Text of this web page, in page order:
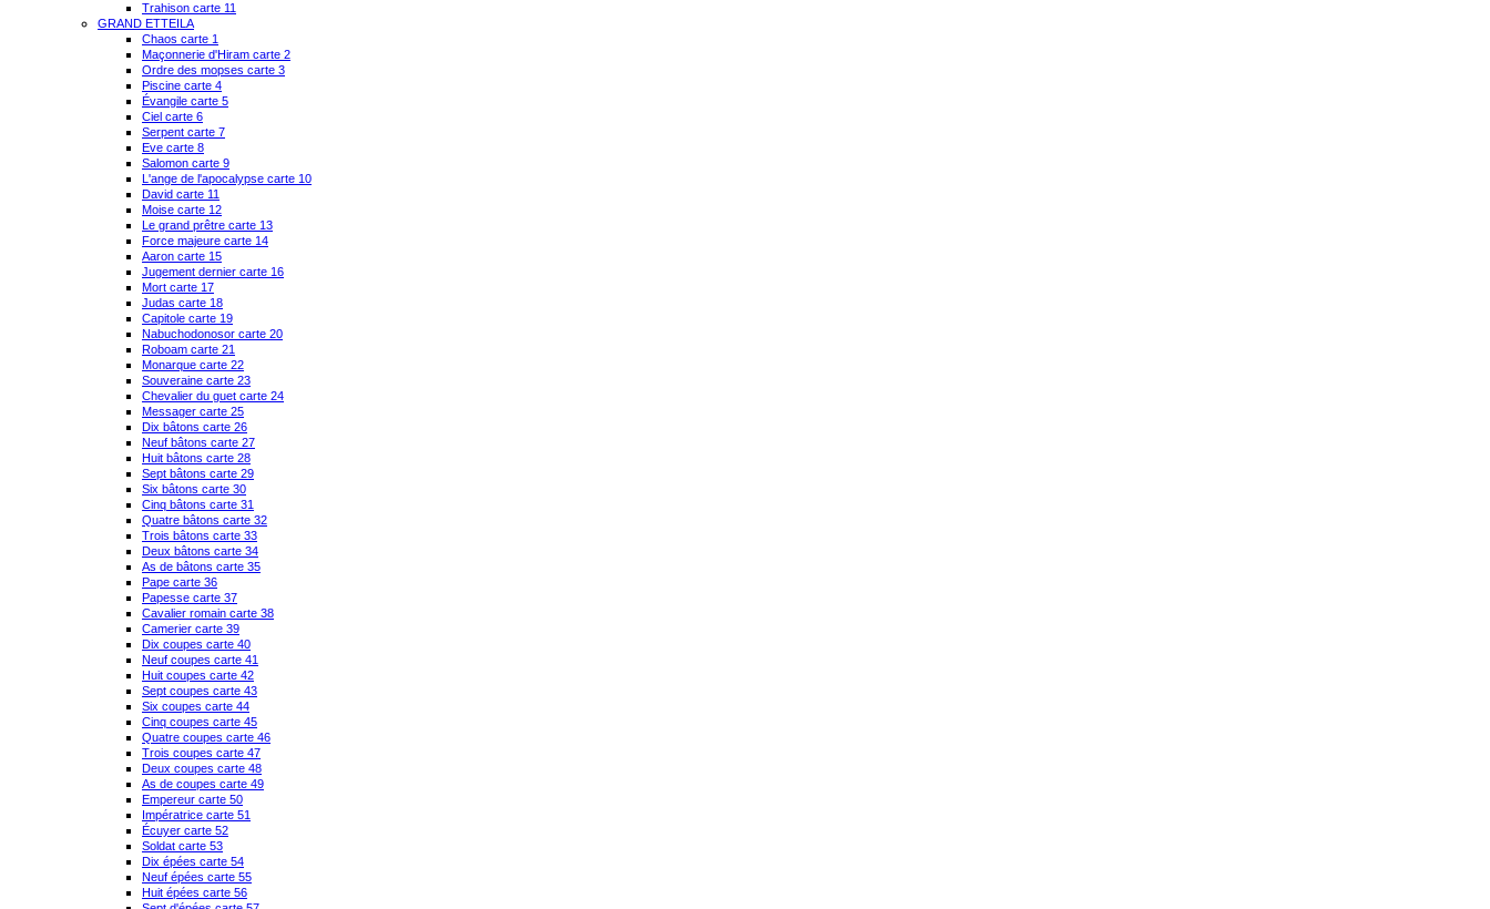
Trahison carte 11
GRAND ETTEILA
Chaos carte 1
Maçonnerie d'Hiram carte 2
Ordre des mopses carte 3
Piscine carte 4
Évangile carte 5
Ciel carte 6
Serpent carte 7
Eve carte 8
Salomon carte 9
L'ange de l'apocalypse carte 10
David carte 11
Moise carte 12
Le grand prêtre carte 13
Force majeure carte 14
Aaron carte 15
Jugement dernier carte 16
Mort carte 17
Judas carte 18
Capitole carte 19
Nabuchodonosor carte 20
Roboam carte 21
Monarque carte 22
Souveraine carte 23
Chevalier du guet carte 24
Messager carte 25
Dix bâtons carte 26
Neuf bâtons carte 27
Huit bâtons carte 28
Sept bâtons carte 29
Six bâtons carte 30
Cinq bâtons carte 31
Quatre bâtons carte 32
Trois bâtons carte 33
Deux bâtons carte 34
As de bâtons carte 35
Pape carte 36
Papesse carte 37
Cavalier romain carte 38
Camerier carte 39
Dix coupes carte 40
Neuf coupes carte 41
Huit coupes carte 42
Sept coupes carte 43
Six coupes carte 44
Cinq coupes carte 45
Quatre coupes carte 46
Trois coupes carte 47
Deux coupes carte 48
As de coupes carte 49
Empereur carte 50
Impératrice carte 51
Écuyer carte 52
Soldat carte 53
Dix épées carte 54
Neuf épées carte 55
Huit épées carte 56